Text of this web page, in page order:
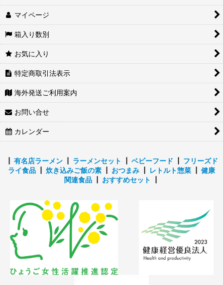
マイページ
箱入り数別
お気に入り
特定商取引法表示
海外発送ご利用案内
お問い合せ
カレンダー
有名店ラーメン┃ ラーメンセット ベビーフード
フリーズド
ライ食品
炊き込みご飯の素 おつまみ レトルト惣菜
健康
関連食品┃ おすすめセット